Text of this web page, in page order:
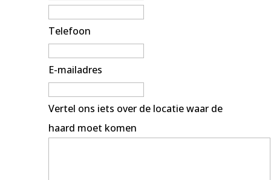
Telefoon
E-mailadres
Vertel ons iets over de locatie waar de
haard moet komen